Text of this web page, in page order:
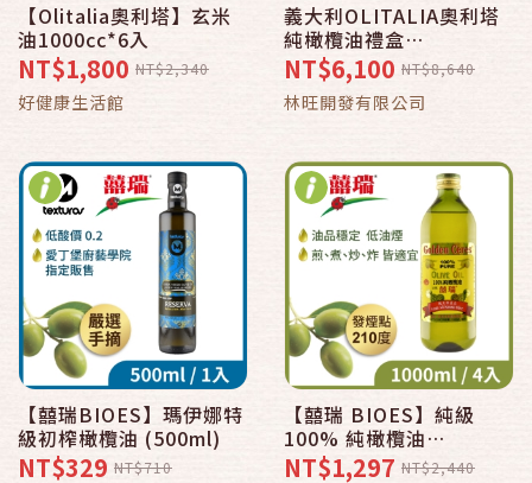
【Olitalia奧利塔】玄米
油1000cc*6入
NT$1,800 NT$2,340
好健康生活館
義大利OLITALIA奧利塔
純橄欖油禮盒
組-1000ml*2－－-6組/
箱
NT$6,100 NT$8,640
林旺開發有限公司
【囍瑞BIOES】瑪伊娜特
級初榨橄欖油 (500ml)
NT$329 NT$710
【囍瑞 BIOES】純級
100% 純橄欖油
(1000ml)
NT$1,297 NT$2,440